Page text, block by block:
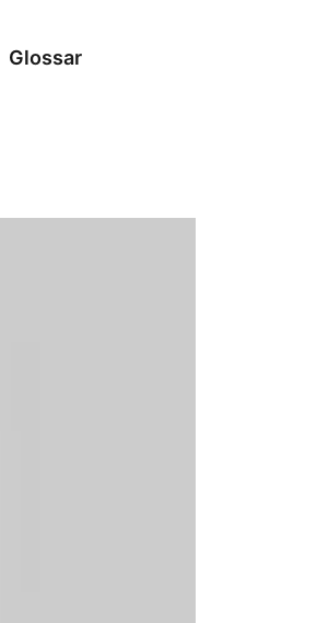
Glossar